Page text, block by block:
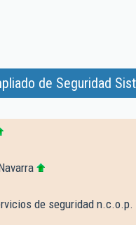
de Seguridad
de seguridad n.c.o.p.